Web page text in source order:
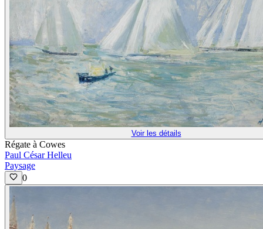
Voir les détails
Régate à Cowes
Paul César Helleu
Paysage
0